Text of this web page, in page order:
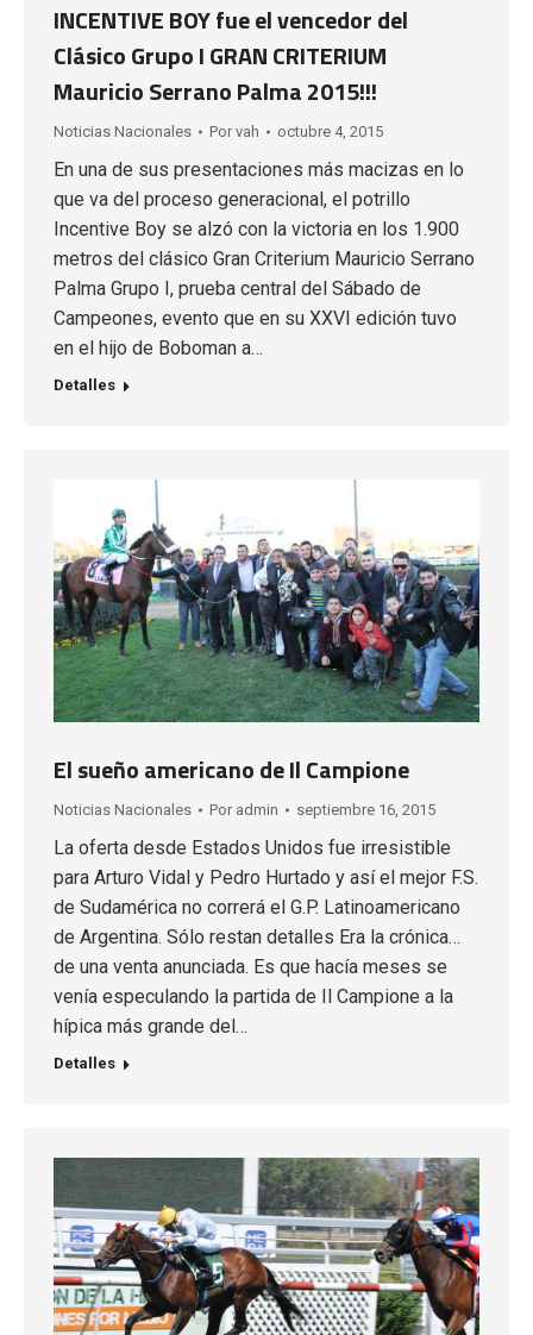
INCENTIVE BOY fue el vencedor del
Clásico Grupo I GRAN CRITERIUM
Mauricio Serrano Palma 2015!!!
Noticias Nacionales Por vah octubre 4, 2015
En una de sus presentaciones más macizas en lo
que va del proceso generacional, el potrillo
Incentive Boy se alzó con la victoria en los 1.900
metros del clásico Gran Criterium Mauricio Serrano
Palma Grupo I, prueba central del Sábado de
Campeones, evento que en su XXVI edición tuvo
en el hijo de Boboman a…
Detalles
El sueño americano de Il Campione
Noticias Nacionales Por admin septiembre 16, 2015
La oferta desde Estados Unidos fue irresistible
para Arturo Vidal y Pedro Hurtado y así el mejor F.S.
de Sudamérica no correrá el G.P. Latinoamericano
de Argentina. Sólo restan detalles Era la crónica…
de una venta anunciada. Es que hacía meses se
venía especulando la partida de Il Campione a la
hípica más grande del…
Detalles